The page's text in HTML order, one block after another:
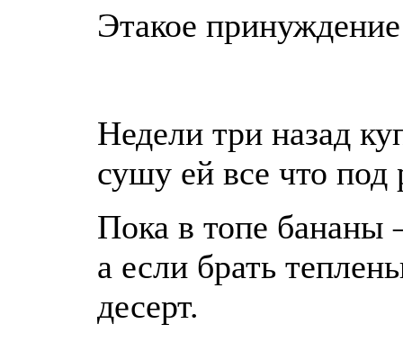
Этакое
Недели три назад
сушу ей все что под
Пока в топе бананы
а если брать
десерт.